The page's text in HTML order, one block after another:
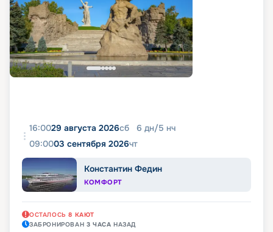
16:0029 августа 2026сб 6 дн/5 нч
09:0003 сентября 2026чт
Константин Федин
КОМФОРТ
ОСТАЛОСЬ 8 КАЮТ
ЗАБРОНИРОВАН 3 ЧАСА НАЗАД